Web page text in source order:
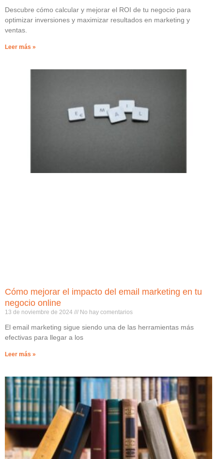
Descubre cómo calcular y mejorar el ROI de tu negocio para
optimizar inversiones y maximizar resultados en marketing y
ventas.
Leer más »
Cómo mejorar el impacto del email marketing en tu
negocio online
13 de noviembre de 2024 No hay comentarios
El email marketing sigue siendo una de las herramientas más
efectivas para llegar a los
Leer más »